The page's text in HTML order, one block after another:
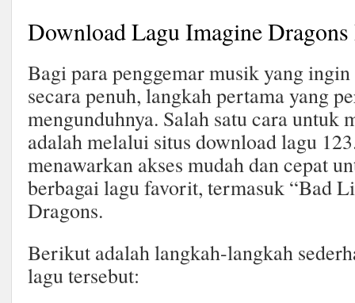
Download Lagu Imagine
Bagi para penggemar musik yang
secara penuh, langkah pertama yang
mengunduhnya. Salah satu cara untuk
adalah melalui situs download lagu
menawarkan akses mudah dan cepat
berbagai lagu favorit, termasuk “Bad
Dragons.
Berikut adalah langkah-langkah
lagu tersebut: